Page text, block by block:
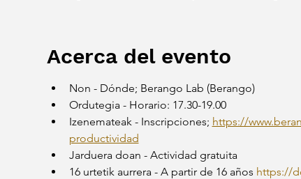
Acerca del evento
Non - Dónde; Berango Lab (Berango)
Ordutegia - Horario: 17.30-19.00
Izenemateak - Inscripciones; https://
productividad
Jarduera doan - Actividad gratuita
16 urtetik aurrera - A partir de 16 años https://